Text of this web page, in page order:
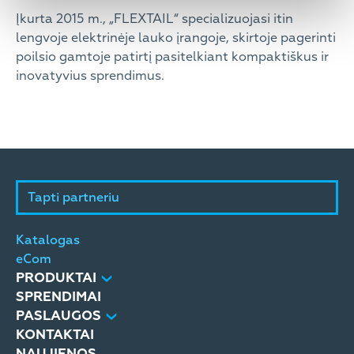
Įkurta 2015 m., „FLEXTAIL“ specializuojasi itin
lengvoje elektrinėje lauko įrangoje, skirtoje pagerinti
poilsio gamtoje patirtį pasitelkiant kompaktiškus ir
inovatyvius sprendimus.
Tapti partneriu
Katalogas
eCom
PRODUKTAI
SPRENDIMAI
PASLAUGOS
KONTAKTAI